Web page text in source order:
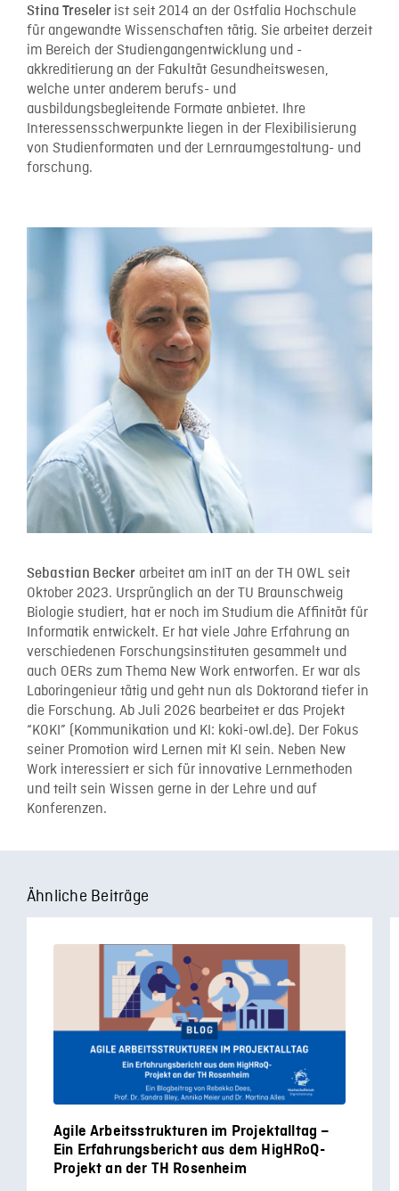
Stina Treseler ist seit 2014 an der Ostfalia Hochschule
für angewandte Wissenschaften tätig. Sie arbeitet derzeit
im Bereich der Studiengangentwicklung und -
akkreditierung an der Fakultät Gesundheitswesen,
welche unter anderem berufs- und
ausbildungsbegleitende Formate anbietet. Ihre
Interessensschwerpunkte liegen in der Flexibilisierung
von Studienformaten und der Lernraumgestaltung- und
forschung.
Sebastian Becker arbeitet am inIT an der TH OWL seit
Oktober 2023. Ursprünglich an der TU Braunschweig
Biologie studiert, hat er noch im Studium die Affinität für
Informatik entwickelt. Er hat viele Jahre Erfahrung an
verschiedenen Forschungsinstituten gesammelt und
auch OERs zum Thema New Work entworfen. Er war als
Laboringenieur tätig und geht nun als Doktorand tiefer in
die Forschung. Ab Juli 2026 bearbeitet er das Projekt
“KOKI” (Kommunikation und KI: koki-owl.de). Der Fokus
seiner Promotion wird Lernen mit KI sein. Neben New
Work interessiert er sich für innovative Lernmethoden
und teilt sein Wissen gerne in der Lehre und auf
Konferenzen.
Ähnliche Beiträge
Agile Arbeitsstrukturen im Projektalltag –
Ein Erfahrungsbericht aus dem HigHRoQ-
Projekt an der TH Rosenheim